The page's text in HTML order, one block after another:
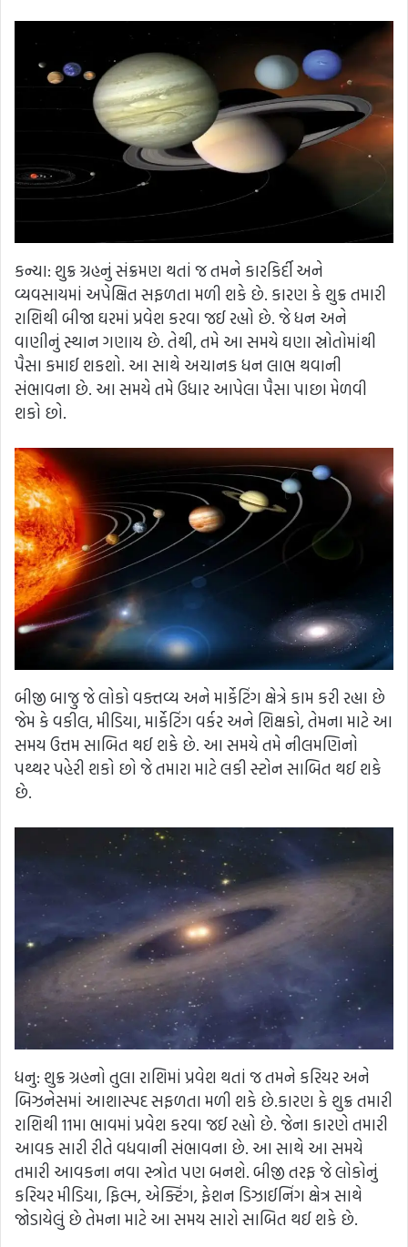
કન્યા: શુક્ર ગ્રહનું સંક્રમણ થતાં જ તમને કારકિર્દી અને
વ્યવસાયમાં અપેક્ષિત સફળતા મળી શકે છે. કારણ કે શુક્ર તમારી
રાશિથી બીજા ઘરમાં પ્રવેશ કરવા જઈ રહ્યો છે. જે ધન અને
વાણીનું સ્થાન ગણાય છે. તેથી, તમે આ સમયે ઘણા સ્રોતોમાંથી
પૈસા કમાઈ શકશો. આ સાથે અચાનક ધન લાભ થવાની
સંભાવના છે. આ સમયે તમે ઉધાર આપેલા પૈસા પાછા મેળવી
શકો છો.
બીજી બાજુ જે લોકો વક્તવ્ય અને માર્કેટિંગ ક્ષેત્રે કામ કરી રહ્યા છે
જેમ કે વકીલ, મીડિયા, માર્કેટિંગ વર્કર અને શિક્ષકો, તેમના માટે આ
સમય ઉત્તમ સાબિત થઈ શકે છે. આ સમયે તમે નીલમણિનો
પથ્થર પહેરી શકો છો જે તમારા માટે લકી સ્ટોન સાબિત થઈ શકે
છે.
ધનુ: શુક્ર ગ્રહનો તુલા રાશિમાં પ્રવેશ થતાં જ તમને કરિયર અને
બિઝનેસમાં આશાસ્પદ સફળતા મળી શકે છે.કારણ કે શુક્ર તમારી
રાશિથી 11મા ભાવમાં પ્રવેશ કરવા જઈ રહ્યો છે. જેના કારણે તમારી
આવક સારી રીતે વધવાની સંભાવના છે. આ સાથે આ સમયે
તમારી આવકના નવા સ્ત્રોત પણ બનશે. બીજી તરફ જે લોકોનું
કરિયર મીડિયા, ફિલ્મ, એક્ટિંગ, ફેશન ડિઝાઈનિંગ ક્ષેત્ર સાથે
જોડાયેલું છે તેમના માટે આ સમય સારો સાબિત થઈ શકે છે.